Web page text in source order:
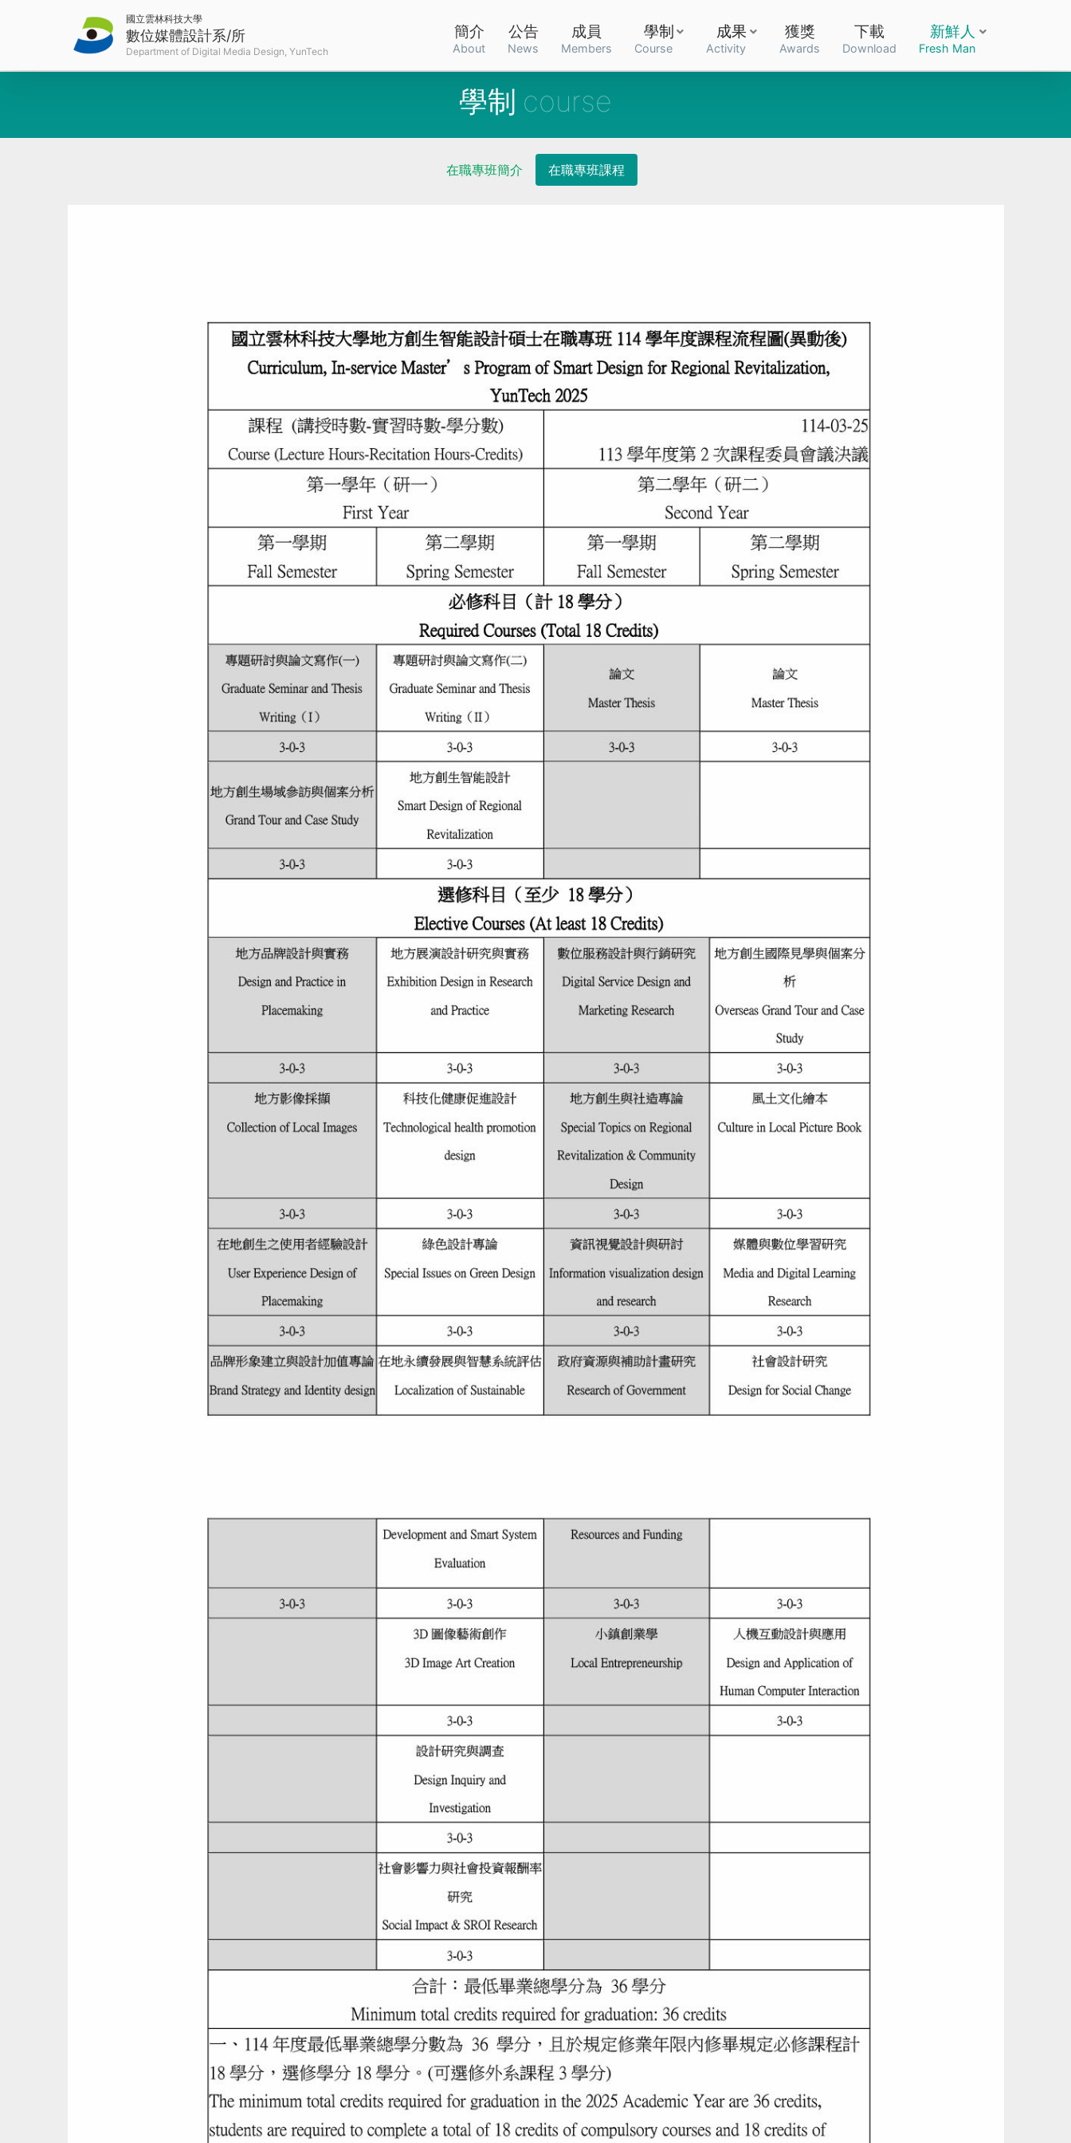
國立雲林科技大學
數位媒體設計系/所 簡介
About
公告
News
成員
Members
學制
Course
成果
Activity
獲獎
Awards
下載
Download
新鮮人
Fresh Man
學制
在職專班簡介 在職專班課程